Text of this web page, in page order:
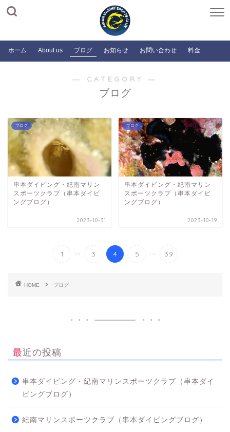
ホーム About us ブログ お知らせ お問い合わせ 料金
― CATEGORY ―
ブログ
ブログ
串本ダイビング・紀南マリン
スポーツクラブ（串本ダイビ
ングブログ）
2023-10-31
ブログ
串本ダイビング・紀南マリン
スポーツクラブ（串本ダイビ
ングブログ）
2023-10-19
1 ... 3 4 5 ... 39
HOME ブログ
最近の投稿
串本ダイビング・紀南マリンスポーツクラブ（串本ダイ
ビングブログ）
紀南マリンスポーツクラブ（串本ダイビングブログ）